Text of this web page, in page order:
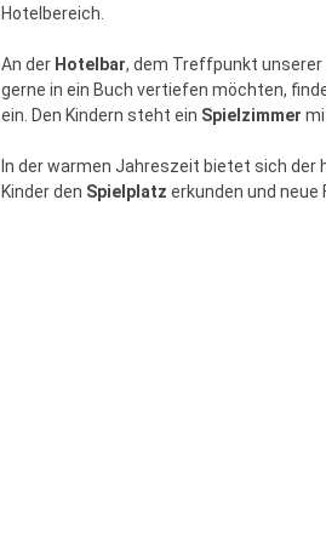
Hotelbereich.
An der Hotelbar, dem Treffpunkt unserer
gerne in ein Buch vertiefen möchten,
ein. Den Kindern steht ein Spielzimmer
In der warmen Jahreszeit bietet sich der
Kinder den Spielplatz erkunden und neue